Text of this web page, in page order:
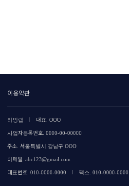
이용약관
리빙랩 | 대표. OOO
사업자등록번호. 0000-00-00000
주소. 서울특별시 강남구 OOO
이메일. abc123@gmail.com
대표번호. 010-0000-0000 | 팩스. 010-0000-0000